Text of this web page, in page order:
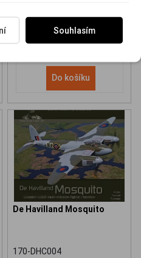
565 Kč/ ks
Do košíku
De Havilland Mosquito
170-DHC004
Souhlasím